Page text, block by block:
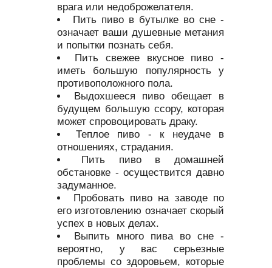
врага или недоброжелателя.
Пить пиво в бутылке во сне -
означает ваши душевные метания
и попытки познать себя.
Пить свежее вкусное пиво -
иметь большую популярность у
противоположного пола.
Выдохшееся пиво обещает в
будущем большую ссору, которая
может спровоцировать драку.
Теплое пиво - к неудаче в
отношениях, страдания.
Пить пиво в домашней
обстановке - осуществится давно
задуманное.
Пробовать пиво на заводе по
его изготовлению означает скорый
успех в новых делах.
Выпить много пива во сне -
вероятно, у вас серьезные
проблемы со здоровьем, которые